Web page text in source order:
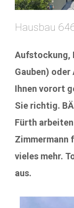
Hausbau
Aufstockung,
Gauben) oder
Ihnen vorort
Sie richtig.
Fürth
Zimmermann
vieles mehr.
aus.